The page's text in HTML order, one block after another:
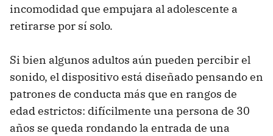
incomodidad que empujara al adolescente a
retirarse por sí solo.
Si bien algunos adultos aún pueden percibir el
sonido, el dispositivo está diseñado pensando en
patrones de conducta más que en rangos de
edad estrictos: difícilmente una persona de 30
años se queda rondando la entrada de una